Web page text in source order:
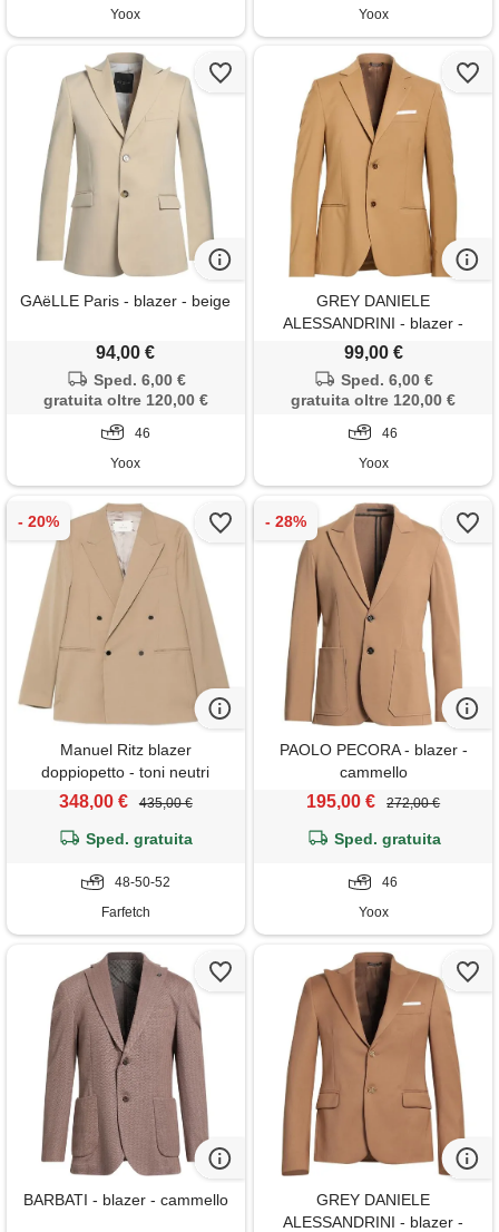
Yoox Yoox
GAëLLE Paris - blazer - beige
94,00 €
Sped. 6,00 €
gratuita oltre 120,00 €
46
Yoox
GREY DANIELE
ALESSANDRINI - blazer -
cammello
99,00 €
Sped. 6,00 €
gratuita oltre 120,00 €
46
Yoox
Manuel Ritz blazer
doppiopetto - toni neutri
348,00 € 435,00 €
Sped. gratuita
48-50-52
Farfetch
PAOLO PECORA - blazer -
cammello
195,00 € 272,00 €
Sped. gratuita
46
Yoox
BARBATI - blazer - cammello
GREY DANIELE
ALESSANDRINI - blazer -